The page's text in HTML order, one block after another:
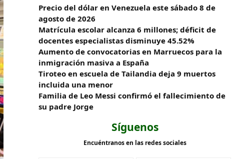
Precio del dólar en Venezuela este sábado 8 de
agosto de 2026
Matrícula escolar alcanza 6 millones; déficit de
docentes especialistas disminuye 45.52%
Aumento de convocatorias en Marruecos para la
inmigración masiva a España
Tiroteo en escuela de Tailandia deja 9 muertos
incluida una menor
Familia de Leo Messi confirmó el fallecimiento de
su padre Jorge
Síguenos
Encuéntranos en las redes sociales